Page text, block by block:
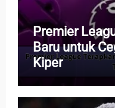
Premier
Baru untuk
Kiper